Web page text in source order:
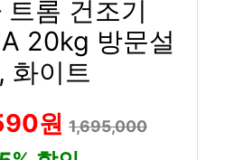
트롬 건조기
20kg 방문설
화이트
원 1,695,000